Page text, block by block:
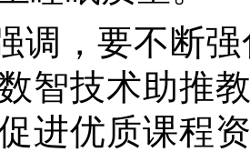
调，要不断
智技术助推
进优质课程